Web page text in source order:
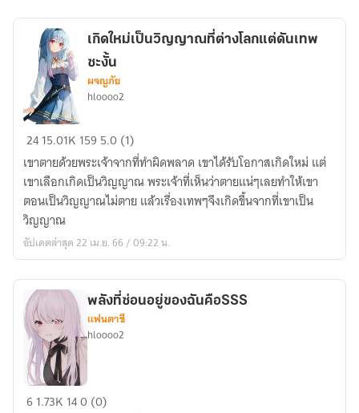
แล้ว
ค่ะ!!
เกิด
เป็น
วิญญาณ
ที่
ต่าง
โลก
ดัน
เทพ
ซะ
งั้น
เกิดใหม่เป็นวิญญาณที่ต่างโลกแต่ดันเทพ
ซะงั้น
ผจญภัย
hloooo2
2415.01K 159 5.0 (1)
เขาตายด้วยพระเจ้าจากที่ทำผิดพลาด เขาได้รับโอกาสเกิดใหม่ แต่
เขาเลือกเกิดเป็นวิญญาณ พระเจ้าที่เห็นว่าตายแน่ๆเลยทำให้เขา
ตอนเป็นวิญญาณไม่ตาย แล้วเรื่องเทพๆจึงเกิดขึ้นจากที่เขาเป็น
วิญญาณ
อัปเดตล่าสุด 22 เม.ย. 66 / 09:22 น.
พลัง
พลังที่ซ่อนอยู่ของฉันคือSSS
แฟนตาซี
hloooo2
61.73K 140 (0)